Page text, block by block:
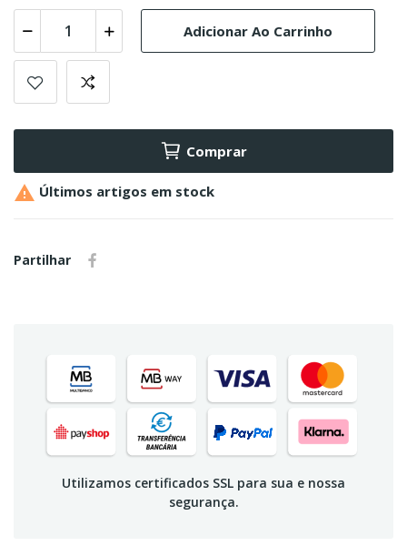
Adicionar Ao Carrinho
Comprar
 Últimos artigos em stock
Partilhar
Utilizamos certificados SSL para sua e nossa
segurança.